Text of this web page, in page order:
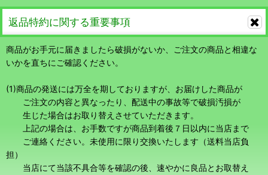
返品特約に関する重要事項
商品がお手元に届きましたら破損がないか、ご注文の商品と相違な
いかを直ちにご確認ください。
(1)商品の発送には万全を期しておりますが、お届けした商品が
ご注文の内容と異なったり、配送中の事故等で破損汚損が
生じた場合はお取り替えさせていただきます。
上記の場合は、お手数ですが商品到着後７日以内に当店まで
ご連絡ください。未使用に限り交換いたします（送料当店負
担）
当店にて当該不具合等を確認の後、速やかに良品とお取替え